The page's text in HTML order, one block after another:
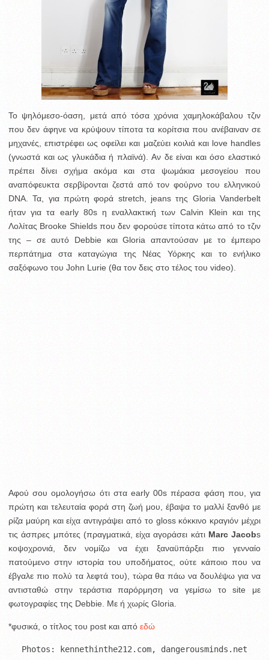
Το ψηλόμεσο-όαση, μετά από τόσα χρόνια χαμηλοκάβαλου τζιν
που δεν άφηνε να κρύψουν τίποτα τα κορίτσια που ανέβαιναν σε
μηχανές, επιστρέφει ως οφείλει και μαζεύει κοιλιά και love handles
(γνωστά και ως γλυκάδια ή πλαϊνά). Αν δε είναι και όσο ελαστικό
πρέπει δίνει σχήμα ακόμα και στα ψωμάκια μεσογείου που
αναπόφευκτα σερβίρονται ζεστά από τον φούρνο του ελληνικού
DNA. Τα, για πρώτη φορά stretch, jeans της Gloria Vanderbelt
ήταν για τα early 80s η εναλλακτική των Calvin Klein και της
Λολίτας Brooke Shields που δεν φορούσε τίποτα κάτω από το τζιν
της – σε αυτό Debbie και Gloria απαντούσαν με το έμπειρο
περπάτημα στα καταγώγια της Νέας Υόρκης και το ενήλικο
σαξόφωνο του John Lurie (θα τον δεις στο τέλος του video).
Αφού σου ομολογήσω ότι στα early 00s πέρασα φάση που, για
πρώτη και τελευταία φορά στη ζωή μου, έβαψα το μαλλί ξανθό με
ρίζα μαύρη και είχα αντιγράψει από το gloss κόκκινο κραγιόν μέχρι
τις άσπρες μπότες (πραγματικά, είχα αγοράσει κάτι Marc Jacobs
κοψοχρονιά, δεν νομίζω να έχει ξαναϋπάρξει πιο γενναίο
πατούμενο στην ιστορία του υποδήματος, ούτε κάποιο που να
έβγαλε πιο πολύ τα λεφτά του), τώρα θα πάω να δουλέψω για να
αντισταθώ στην τεράστια παρόρμηση να γεμίσω το site με
φωτογραφίες της Debbie. Με ή χωρίς Gloria.
*φυσικά, ο τίτλος του post και από εδώ
Photos: kennethinthe212.com, dangerousminds.net